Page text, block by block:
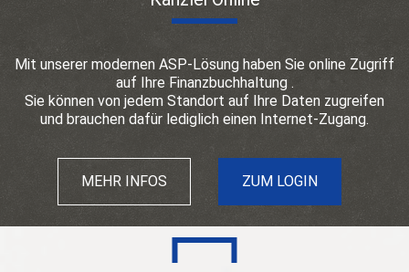
Mit unserer modernen ASP-Lösung haben Sie online Zugriff
auf Ihre Finanzbuchhaltung .
Sie können von jedem Standort auf Ihre Daten zugreifen
und brauchen dafür lediglich einen Internet-Zugang.
MEHR INFOS ZUM LOGIN